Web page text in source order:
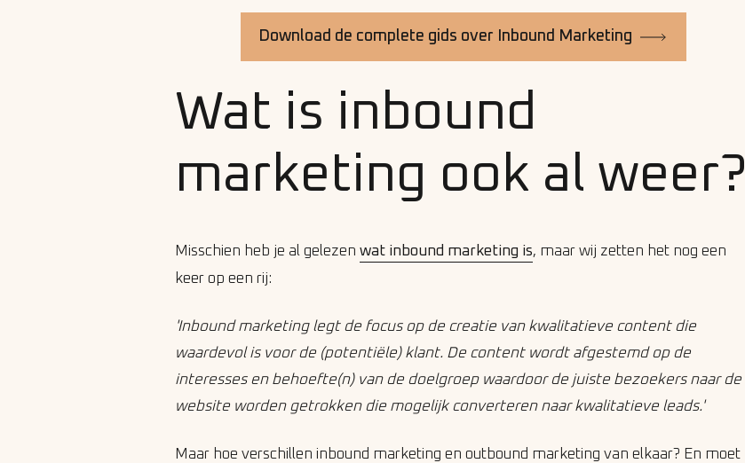
Download de complete gids over Inbound Marketing
Wat is inbound
marketing ook al weer?
Misschien heb je al gelezen wat inbound marketing is, maar wij zetten het nog een
keer op een rij:
'Inbound marketing legt de focus op de creatie van kwalitatieve content die
waardevol is voor de (potentiële) klant. De content wordt afgestemd op de
interesses en behoefte(n) van de doelgroep waardoor de juiste bezoekers naar de
website worden getrokken die mogelijk converteren naar kwalitatieve leads.'
Maar hoe verschillen inbound marketing en outbound marketing van elkaar? En moet